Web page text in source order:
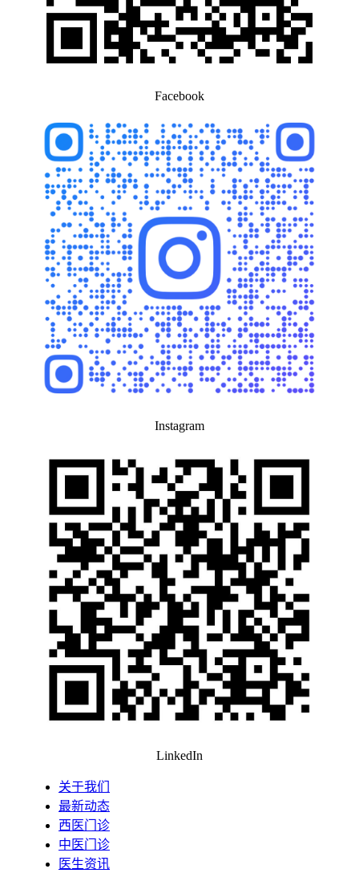
Facebook
Instagram
LinkedIn
关于我们
最新动态
西医门诊
中医门诊
医生资讯